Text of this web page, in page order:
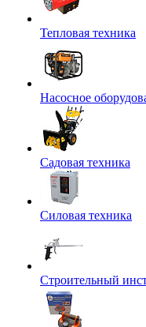
Тепловая техника
Насосное
Садовая техника
Силовая техника
Строительный